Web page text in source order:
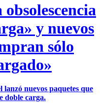
y nuevos
sólo
lanzó nuevos paquetes que
doble carga.